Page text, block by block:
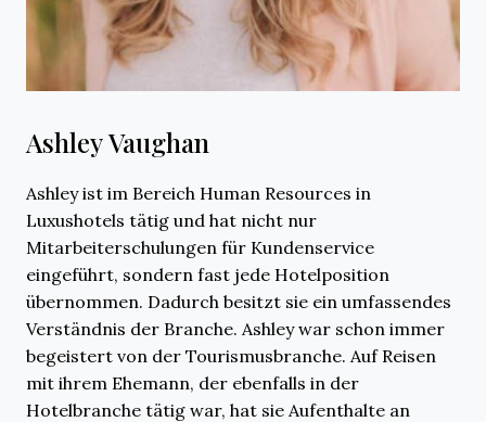
Ashley Vaughan
Ashley ist im Bereich Human Resources in
Luxushotels tätig und hat nicht nur
Mitarbeiterschulungen für Kundenservice
eingeführt, sondern fast jede Hotelposition
übernommen. Dadurch besitzt sie ein umfassendes
Verständnis der Branche. Ashley war schon immer
begeistert von der Tourismusbranche. Auf Reisen
mit ihrem Ehemann, der ebenfalls in der
Hotelbranche tätig war, hat sie Aufenthalte an